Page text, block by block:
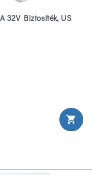
32V Biztosíték, US
shopping_cart